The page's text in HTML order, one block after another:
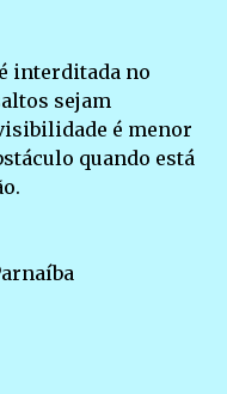
interditada no
sejam
é menor
quando está